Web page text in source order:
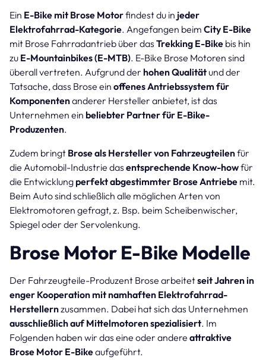
Ein E-Bike mit Brose Motorfindest du in jeder
Elektrofahrrad-Kategorie. Angefangen beim City E-Bike
mit Brose Fahrradantrieb über das Trekking E-Bike bis hin
zu E-Mountainbikes (E-MTB). E-Bike Brose Motoren sind
überall vertreten. Aufgrund der hohen Qualität und der
Tatsache, dass Brose ein offenes Antriebssystem für
Komponentenanderer Hersteller anbietet, ist das
Unternehmen ein beliebter Partner für E-Bike-
Produzenten.
Zudem bringt Brose als Hersteller von Fahrzeugteilenfür
die Automobil-Industrie das entsprechende Know-howfür
die Entwicklung perfekt abgestimmter Brose Antriebe mit.
Beim Auto sind schließlich alle möglichen Arten von
Elektromotoren gefragt, z. Bsp. beim Scheibenwischer,
Spiegel oder der Servolenkung.
Brose Motor E-Bike Modelle
Der Fahrzeugteile-Produzent Brose arbeitetseit Jahren in
enger Kooperation mit namhaften Elektrofahrrad-
Herstellernzusammen. Dabei hat sich das Unternehmen
ausschließlich auf Mittelmotoren spezialisiert. Im
Folgenden haben wir das eine oder andere attraktive
Brose Motor E-Bikeaufgeführt.